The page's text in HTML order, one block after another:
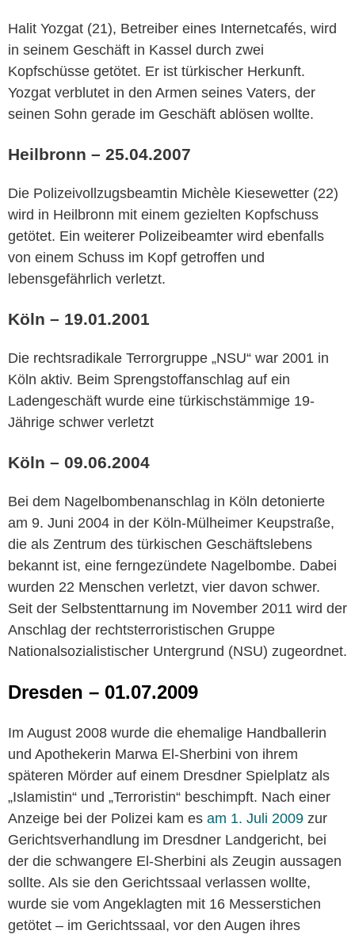
Halit Yozgat (21), Betreiber eines Internetcafés, wird
in seinem Geschäft in Kassel durch zwei
Kopfschüsse getötet. Er ist türkischer Herkunft.
Yozgat verblutet in den Armen seines Vaters, der
seinen Sohn gerade im Geschäft ablösen wollte.
Heilbronn – 25.04.2007
Die Polizeivollzugsbeamtin Michèle Kiesewetter (22)
wird in Heilbronn mit einem gezielten Kopfschuss
getötet. Ein weiterer Polizeibeamter wird ebenfalls
von einem Schuss im Kopf getroffen und
lebensgefährlich verletzt.
Köln – 19.01.2001
Die rechtsradikale Terrorgruppe „NSU“ war 2001 in
Köln aktiv. Beim Sprengstoffanschlag auf ein
Ladengeschäft wurde eine türkischstämmige 19-
Jährige schwer verletzt
Köln – 09.06.2004
Bei dem Nagelbombenanschlag in Köln detonierte
am 9. Juni 2004 in der Köln-Mülheimer Keupstraße,
die als Zentrum des türkischen Geschäftslebens
bekannt ist, eine ferngezündete Nagelbombe. Dabei
wurden 22 Menschen verletzt, vier davon schwer.
Seit der Selbstenttarnung im November 2011 wird der
Anschlag der rechtsterroristischen Gruppe
Nationalsozialistischer Untergrund (NSU) zugeordnet.
Dresden – 01.07.2009
Im August 2008 wurde die ehemalige Handballerin
und Apothekerin Marwa El-Sherbini von ihrem
späteren Mörder auf einem Dresdner Spielplatz als
„Islamistin“ und „Terroristin“ beschimpft. Nach einer
Anzeige bei der Polizei kam es am 1. Juli 2009 zur
Gerichtsverhandlung im Dresdner Landgericht, bei
der die schwangere El-Sherbini als Zeugin aussagen
sollte. Als sie den Gerichtssaal verlassen wollte,
wurde sie vom Angeklagten mit 16 Messerstichen
getötet – im Gerichtssaal, vor den Augen ihres